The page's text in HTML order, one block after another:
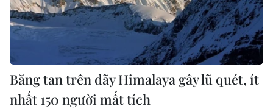
Băng tan trên dãy Himalaya gây lũ quét, ít
nhất 150 người mất tích